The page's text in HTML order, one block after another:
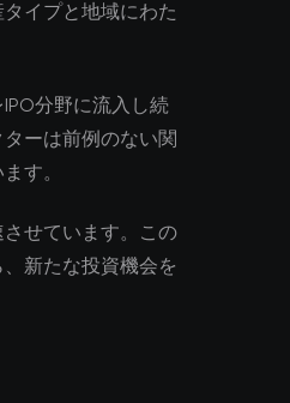
イプと地域にわた
分野に流入し続
ーは前例のない関
す。
せています。この
新たな投資機会を